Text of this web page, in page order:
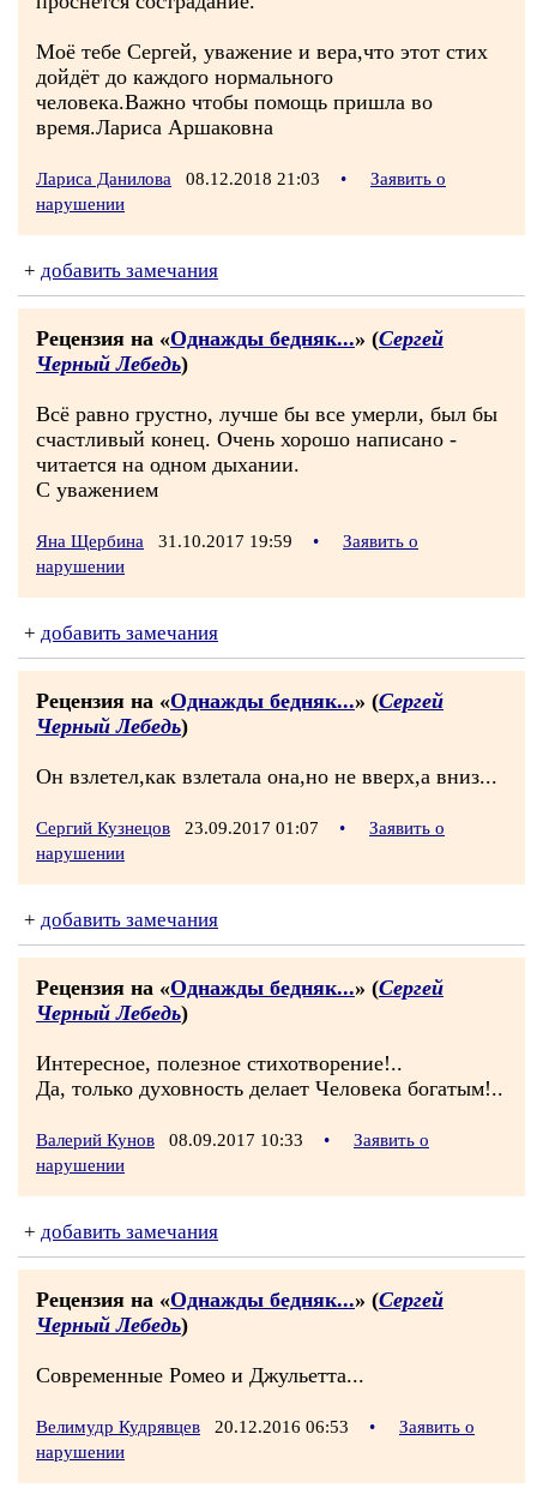
Моё тебе Сергей, уважение и вера,что этот стих
дойдёт до каждого нормального
человека.Важно чтобы помощь пришла во
время.Лариса Аршаковна
Лариса Данилова 08.12.2018 21:03 •
Заявить о
нарушении
+ добавить замечания
Рецензия на «Однажды бедняк...» (Сергей
Черный Лебедь)
Всё равно грустно, лучше бы все умерли, был бы
счастливый конец. Очень хорошо написано -
читается на одном дыхании.
С уважением
Яна Щербина 31.10.2017 19:59 •
Заявить о
нарушении
+ добавить замечания
Рецензия на «Однажды бедняк...» (Сергей
Черный Лебедь)
Он взлетел,как взлетала она,но не вверх,а вниз...
Сергий Кузнецов 23.09.2017 01:07 •
Заявить о
нарушении
+ добавить замечания
Рецензия на «Однажды бедняк...» (Сергей
Черный Лебедь)
Интересное, полезное стихотворение!..
Да, только духовность делает Человека богатым!..
Валерий Кунов 08.09.2017 10:33 •
Заявить о
нарушении
+ добавить замечания
Рецензия на «Однажды бедняк...» (Сергей
Черный Лебедь)
Современные Ромео и Джульетта...
Велимудр Кудрявцев 20.12.2016 06:53 •
Заявить о
нарушении